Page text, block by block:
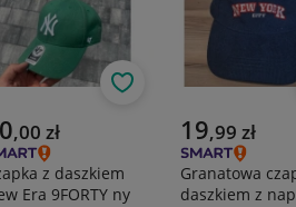
cena
,00 zł
z daszkiem
Era 9FORTY ny
Obserwuj
Aktualna cena
19,99 zł
Granatowa
daszkiem z